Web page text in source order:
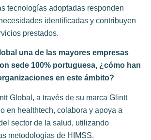
tecnologías adoptadas responden
identificadas y contribuyen
prestados.
una de las mayores empresas
sede 100% portuguesa, ¿cómo han
en este ámbito?
Global, a través de su marca Glintt
en healthtech, colabora y apoya a
sector de la salud, utilizando
metodologías de HIMSS.